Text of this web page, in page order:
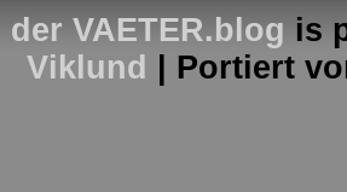
der VAETER.blog is
Viklund
| Portiert